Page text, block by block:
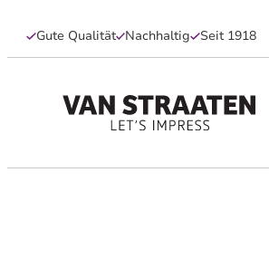
Gute Qualität Nachhaltig Seit 1918